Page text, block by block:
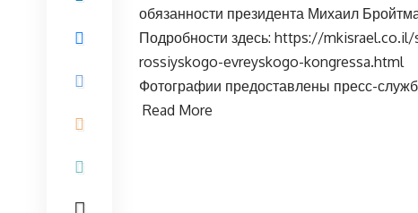
обязанности президента Михаил
Подробности здесь: https://
rossiyskogo-evreyskogo-kongressa.html
Фотографии предоставлены пресс-
Read More